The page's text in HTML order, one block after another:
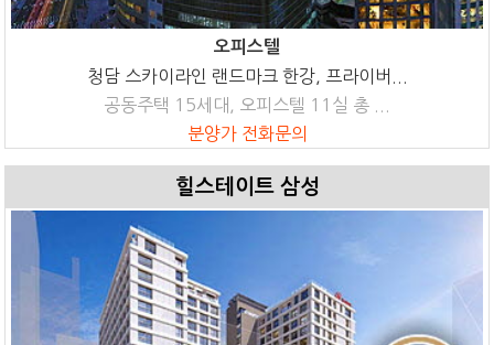
오피스텔
청담 스카이라인 랜드마크 한강, 프라이버...
공동주택 15세대, 오피스텔 11실 총 ...
분양가 전화문의
힐스테이트 삼성